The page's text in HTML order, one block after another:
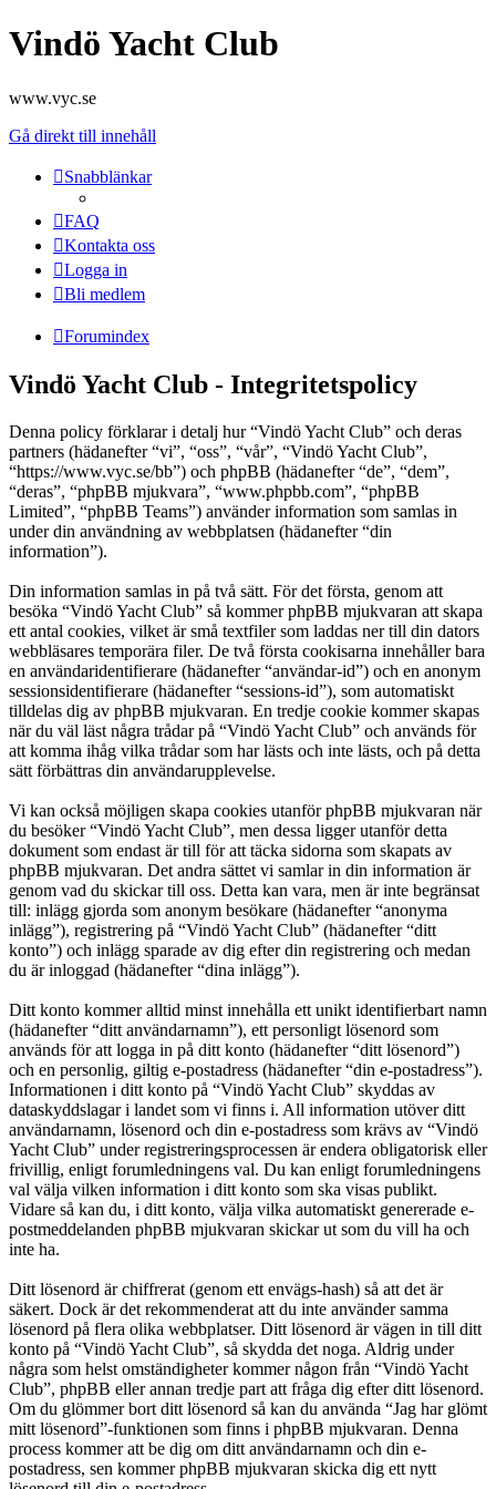
Vindö Yacht Club
www.vyc.se
Gå direkt till innehåll
Snabblänkar
FAQ
Kontakta oss
Logga in
Bli medlem
Forumindex
Vindö Yacht Club - Integritetspolicy
Denna policy förklarar i detalj hur “Vindö Yacht Club” och deras
partners (hädanefter “vi”, “oss”, “vår”, “Vindö Yacht Club”,
“https://www.vyc.se/bb”) och phpBB (hädanefter “de”, “dem”,
“deras”, “phpBB mjukvara”, “www.phpbb.com”, “phpBB
Limited”, “phpBB Teams”) använder information som samlas in
under din användning av webbplatsen (hädanefter “din
information”).
Din information samlas in på två sätt. För det första, genom att
besöka “Vindö Yacht Club” så kommer phpBB mjukvaran att skapa
ett antal cookies, vilket är små textfiler som laddas ner till din dators
webbläsares temporära filer. De två första cookisarna innehåller bara
en användaridentifierare (hädanefter “användar-id”) och en anonym
sessionsidentifierare (hädanefter “sessions-id”), som automatiskt
tilldelas dig av phpBB mjukvaran. En tredje cookie kommer skapas
när du väl läst några trådar på “Vindö Yacht Club” och används för
att komma ihåg vilka trådar som har lästs och inte lästs, och på detta
sätt förbättras din användarupplevelse.
Vi kan också möjligen skapa cookies utanför phpBB mjukvaran när
du besöker “Vindö Yacht Club”, men dessa ligger utanför detta
dokument som endast är till för att täcka sidorna som skapats av
phpBB mjukvaran. Det andra sättet vi samlar in din information är
genom vad du skickar till oss. Detta kan vara, men är inte begränsat
till: inlägg gjorda som anonym besökare (hädanefter “anonyma
inlägg”), registrering på “Vindö Yacht Club” (hädanefter “ditt
konto”) och inlägg sparade av dig efter din registrering och medan
du är inloggad (hädanefter “dina inlägg”).
Ditt konto kommer alltid minst innehålla ett unikt identifierbart namn
(hädanefter “ditt användarnamn”), ett personligt lösenord som
används för att logga in på ditt konto (hädanefter “ditt lösenord”)
och en personlig, giltig e-postadress (hädanefter “din e-postadress”).
Informationen i ditt konto på “Vindö Yacht Club” skyddas av
dataskyddslagar i landet som vi finns i. All information utöver ditt
användarnamn, lösenord och din e-postadress som krävs av “Vindö
Yacht Club” under registreringsprocessen är endera obligatorisk eller
frivillig, enligt forumledningens val. Du kan enligt forumledningens
val välja vilken information i ditt konto som ska visas publikt.
Vidare så kan du, i ditt konto, välja vilka automatiskt genererade e-
postmeddelanden phpBB mjukvaran skickar ut som du vill ha och
inte ha.
Ditt lösenord är chiffrerat (genom ett envägs-hash) så att det är
säkert. Dock är det rekommenderat att du inte använder samma
lösenord på flera olika webbplatser. Ditt lösenord är vägen in till ditt
konto på “Vindö Yacht Club”, så skydda det noga. Aldrig under
några som helst omständigheter kommer någon från “Vindö Yacht
Club”, phpBB eller annan tredje part att fråga dig efter ditt lösenord.
Om du glömmer bort ditt lösenord så kan du använda “Jag har glömt
mitt lösenord”-funktionen som finns i phpBB mjukvaran. Denna
process kommer att be dig om ditt användarnamn och din e-
postadress, sen kommer phpBB mjukvaran skicka dig ett nytt